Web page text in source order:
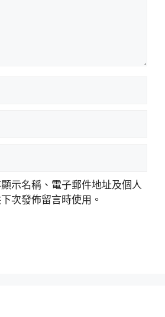
示名稱、電子郵件地址及個人
次發佈留言時使用。